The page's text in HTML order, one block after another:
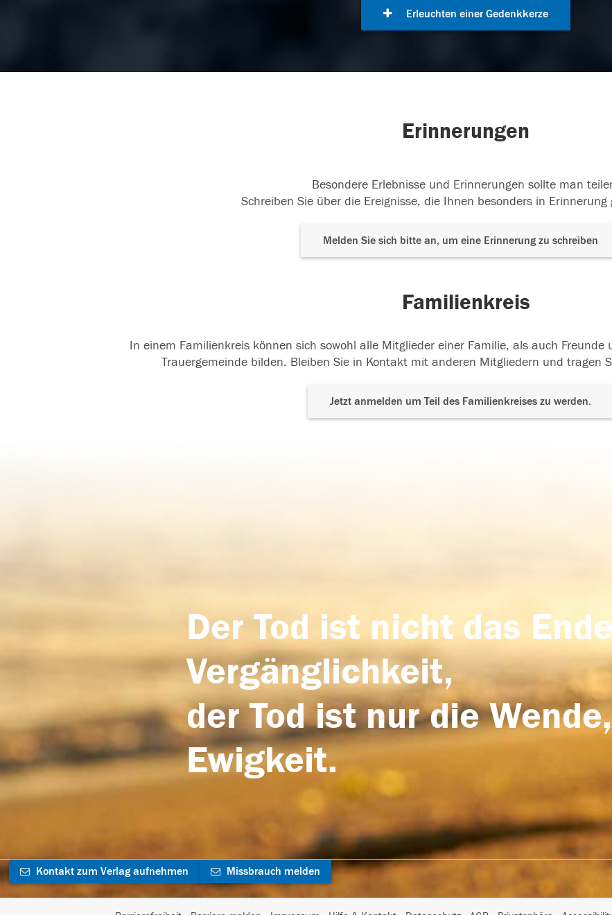
Erleuchten einer Gedenkkerze
Erinnerungen
Besondere Erlebnisse und Erinnerungen sollte man
Schreiben Sie über die Ereignisse, die Ihnen besonders in Erinnerung
Melden Sie sich bitte an, um eine Erinnerung zu schreiben
Familienkreis
In einem Familienkreis können sich sowohl alle Mitglieder einer Familie, als auch
Trauergemeinde bilden. Bleiben Sie in Kontakt mit anderen Mitgliedern und tragen
Jetzt anmelden um Teil des Familienkreises zu werden.
Der Tod ist nicht das
Vergänglichkeit,
der Tod ist nur die
Ewigkeit.
Kontakt zum Verlag aufnehmen Missbrauch melden